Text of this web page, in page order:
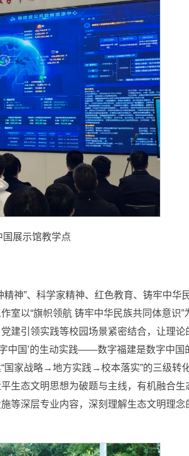
展示馆教学点
神”、科学家精神、红色教育、铸牢中华
以“旗帜领航 铸牢中华民族共同体意识
引领实践等校园场景紧密结合，让理论
中国’的生动实践——数字福建是数字中国
国家战略→地方实践→校本落实”的三级转
生态文明思想为破题与主线，有机融合生
等深层专业内容，深刻理解生态文明理